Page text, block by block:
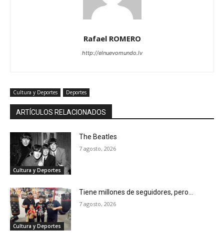
Rafael ROMERO
http://elnuevomundo.lv
Cultura y Deportes Deportes
ARTÍCULOS RELACIONADOS
Cultura y Deportes
The Beatles
7 agosto, 2026
Cultura y Deportes
Tiene millones de seguidores, pero…
7 agosto, 2026